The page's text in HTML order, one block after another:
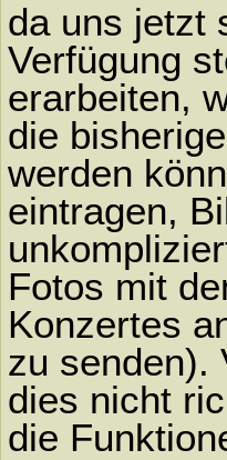
da uns jetzt
Verfügung
erarbeiten,
die
werden
eintragen,
Fotos mit
Konzertes
zu senden).
dies nicht
die